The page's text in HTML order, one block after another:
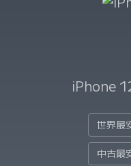
iPhone
世界最
中古最